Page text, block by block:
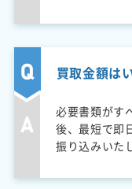
買取金額は
必要書類がす
後、最短で即
振り込みいた